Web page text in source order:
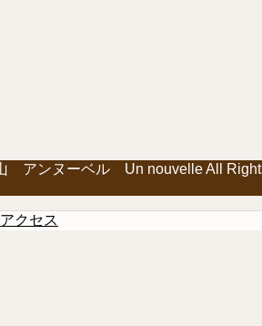
アンヌーベル Un nouvelle All
アクセス